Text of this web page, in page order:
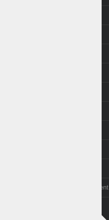
NA DALJAVO - ISL Light Client